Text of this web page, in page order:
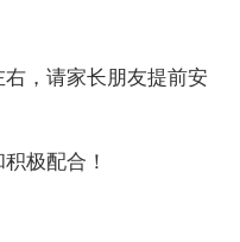
，请家长朋友提前安
极配合！